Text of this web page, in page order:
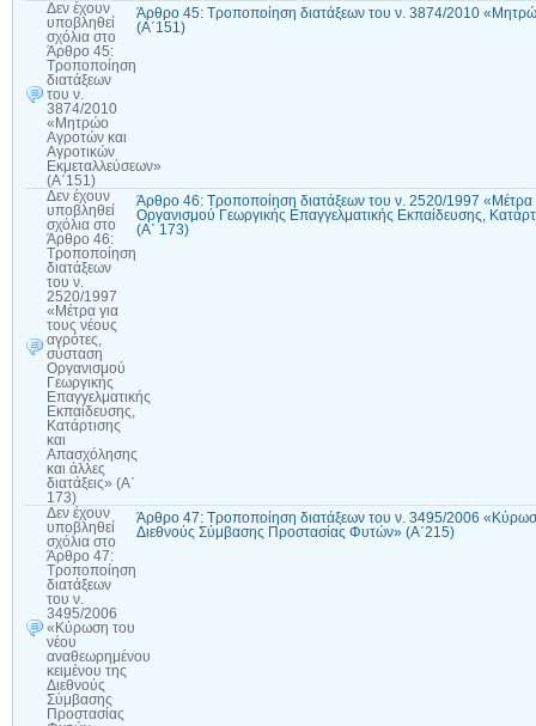
Δεν έχουν
υποβληθεί
σχόλια στο
Άρθρο 45:
Τροποποίηση
διατάξεων
του ν.
3874/2010
«Μητρώο
Αγροτών και
Αγροτικών
Εκμεταλλεύσεων»
(Α΄151)
Άρθρο 45: Τροποποίηση διατάξεων του ν. 3874/2010
(Α΄151)
Δεν έχουν
υποβληθεί
σχόλια στο
Άρθρο 46:
Τροποποίηση
διατάξεων
του ν.
2520/1997
«Μέτρα για
τους νέους
αγρότες,
σύσταση
Οργανισμού
Γεωργικής
Επαγγελματικής
Εκπαίδευσης,
Κατάρτισης
και
Απασχόλησης
και άλλες
διατάξεις» (Α΄
173)
Άρθρο 46: Τροποποίηση διατάξεων του ν. 2520/1997 «Μέτρα
Οργανισμού Γεωργικής Επαγγελματικής Εκπαίδευσης,
(Α΄ 173)
Δεν έχουν
υποβληθεί
σχόλια στο
Άρθρο 47:
Τροποποίηση
διατάξεων
του ν.
3495/2006
«Κύρωση του
νέου
αναθεωρημένου
κειμένου της
Διεθνούς
Σύμβασης
Προστασίας
Άρθρο 47: Τροποποίηση διατάξεων του ν. 3495/2006
Διεθνούς Σύμβασης Προστασίας Φυτών» (Α΄215)